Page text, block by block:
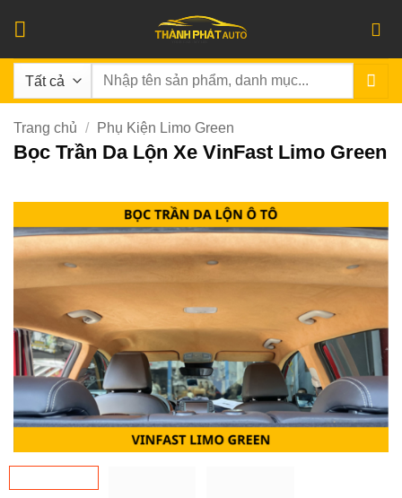
qua
nội
dung
Tìm
Trang chủ / Phụ Kiện Limo Green
Bọc Trần Da Lộn Xe VinFast Limo Green